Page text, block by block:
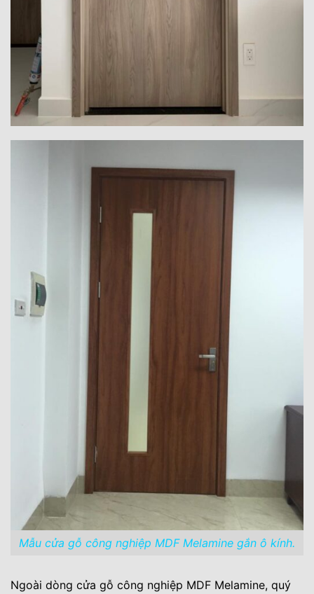
Mẫu cửa gỗ công nghiệp MDF Melamine gắn ô kính.
Ngoài dòng cửa gỗ công nghiệp MDF Melamine, quý